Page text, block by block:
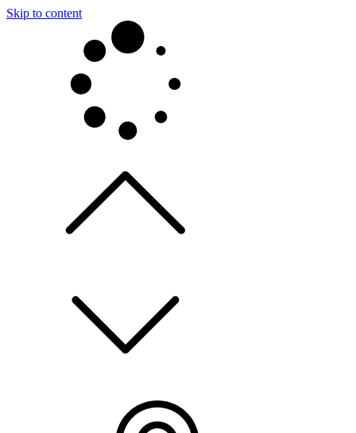
Skip to content